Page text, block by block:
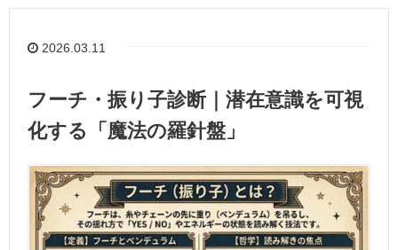
2026.03.11
フーチ・振り子診断｜潜在意識を可視
化する「魔法の羅針盤」